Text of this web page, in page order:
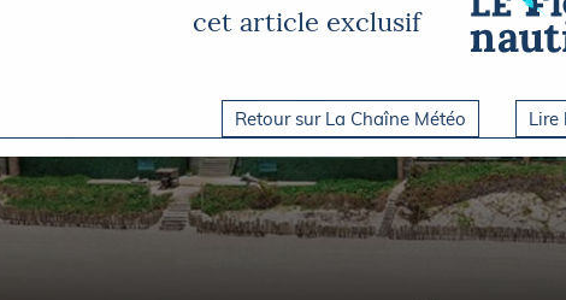
Glisse
METEO CONSULT Marine
Briefings
FLASH INFO
cet article exclusif
Retour sur La Chaîne Météo Lire